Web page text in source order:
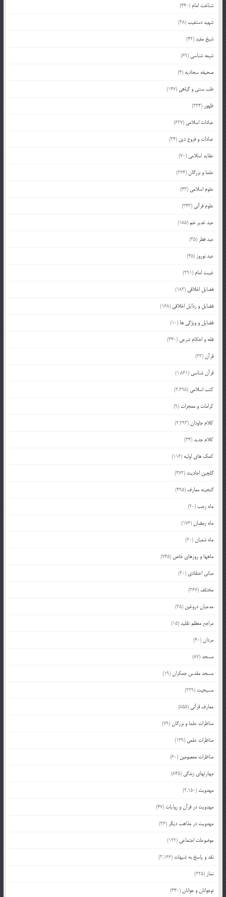
شناخت امام (440)
شهید دستغیب(38)
شیخ مفید(42)
شیعه شناسی (69)
صحیفه سجادیه (4)
طب سنتی و گیاهی (147)
ظهور (334)
عبادات اسلامی (627)
عبادات و فروع دین (34)
عقاید اسلامی (70)
علما و بزرگان(224)
علوم اسلامی (43)
علوم قرآنی (343)
عید غدیر خم(185)
عید فطر (35)
عید نوروز (45)
غیبت امام (291)
فضایل اخلاقی (183)
فضایل و رذایل اخلاقی (168)
فضایل و ویژگی ها (10)
فقه و احکام شرعی (340)
قرآن(23)
قرآن شناسی (1,861)
کتب اسلامی (2,295)
کرامات و معجزات (9)
کلام جاودان(2,293)
کلام جدید(34)
کمک های اولیه (116)
گلچین احادیث (372)
گنجینه معارف (495)
ماه رجب(20)
ماه رمضان(176)
ماه شعبان(20)
ماهها و روزهای خاص (745)
مبانی اعتقادی (20)
مختلف (367)
مدعیان دروغین (25)
مراجع معظم تقلید(15)
مردان(40)
مسجد(87)
مسجد مقدس جمکران(19)
مسیحیت (229)
معارف قرآنی (855)
مناظرات علما و بزرگان(79)
مناظرات علمی (139)
مناظرات معصومین (60)
مهارتهای زندگی (845)
مهدویت (2,150)
مهدویت در قرآن و روایات (47)
مهدویت در مذاهب دیگر (36)
موضوعات اجتماعی (122)
نقد و پاسخ به شبهات (2,166)
نماز (225)
نوجوانان و جوانان(440)